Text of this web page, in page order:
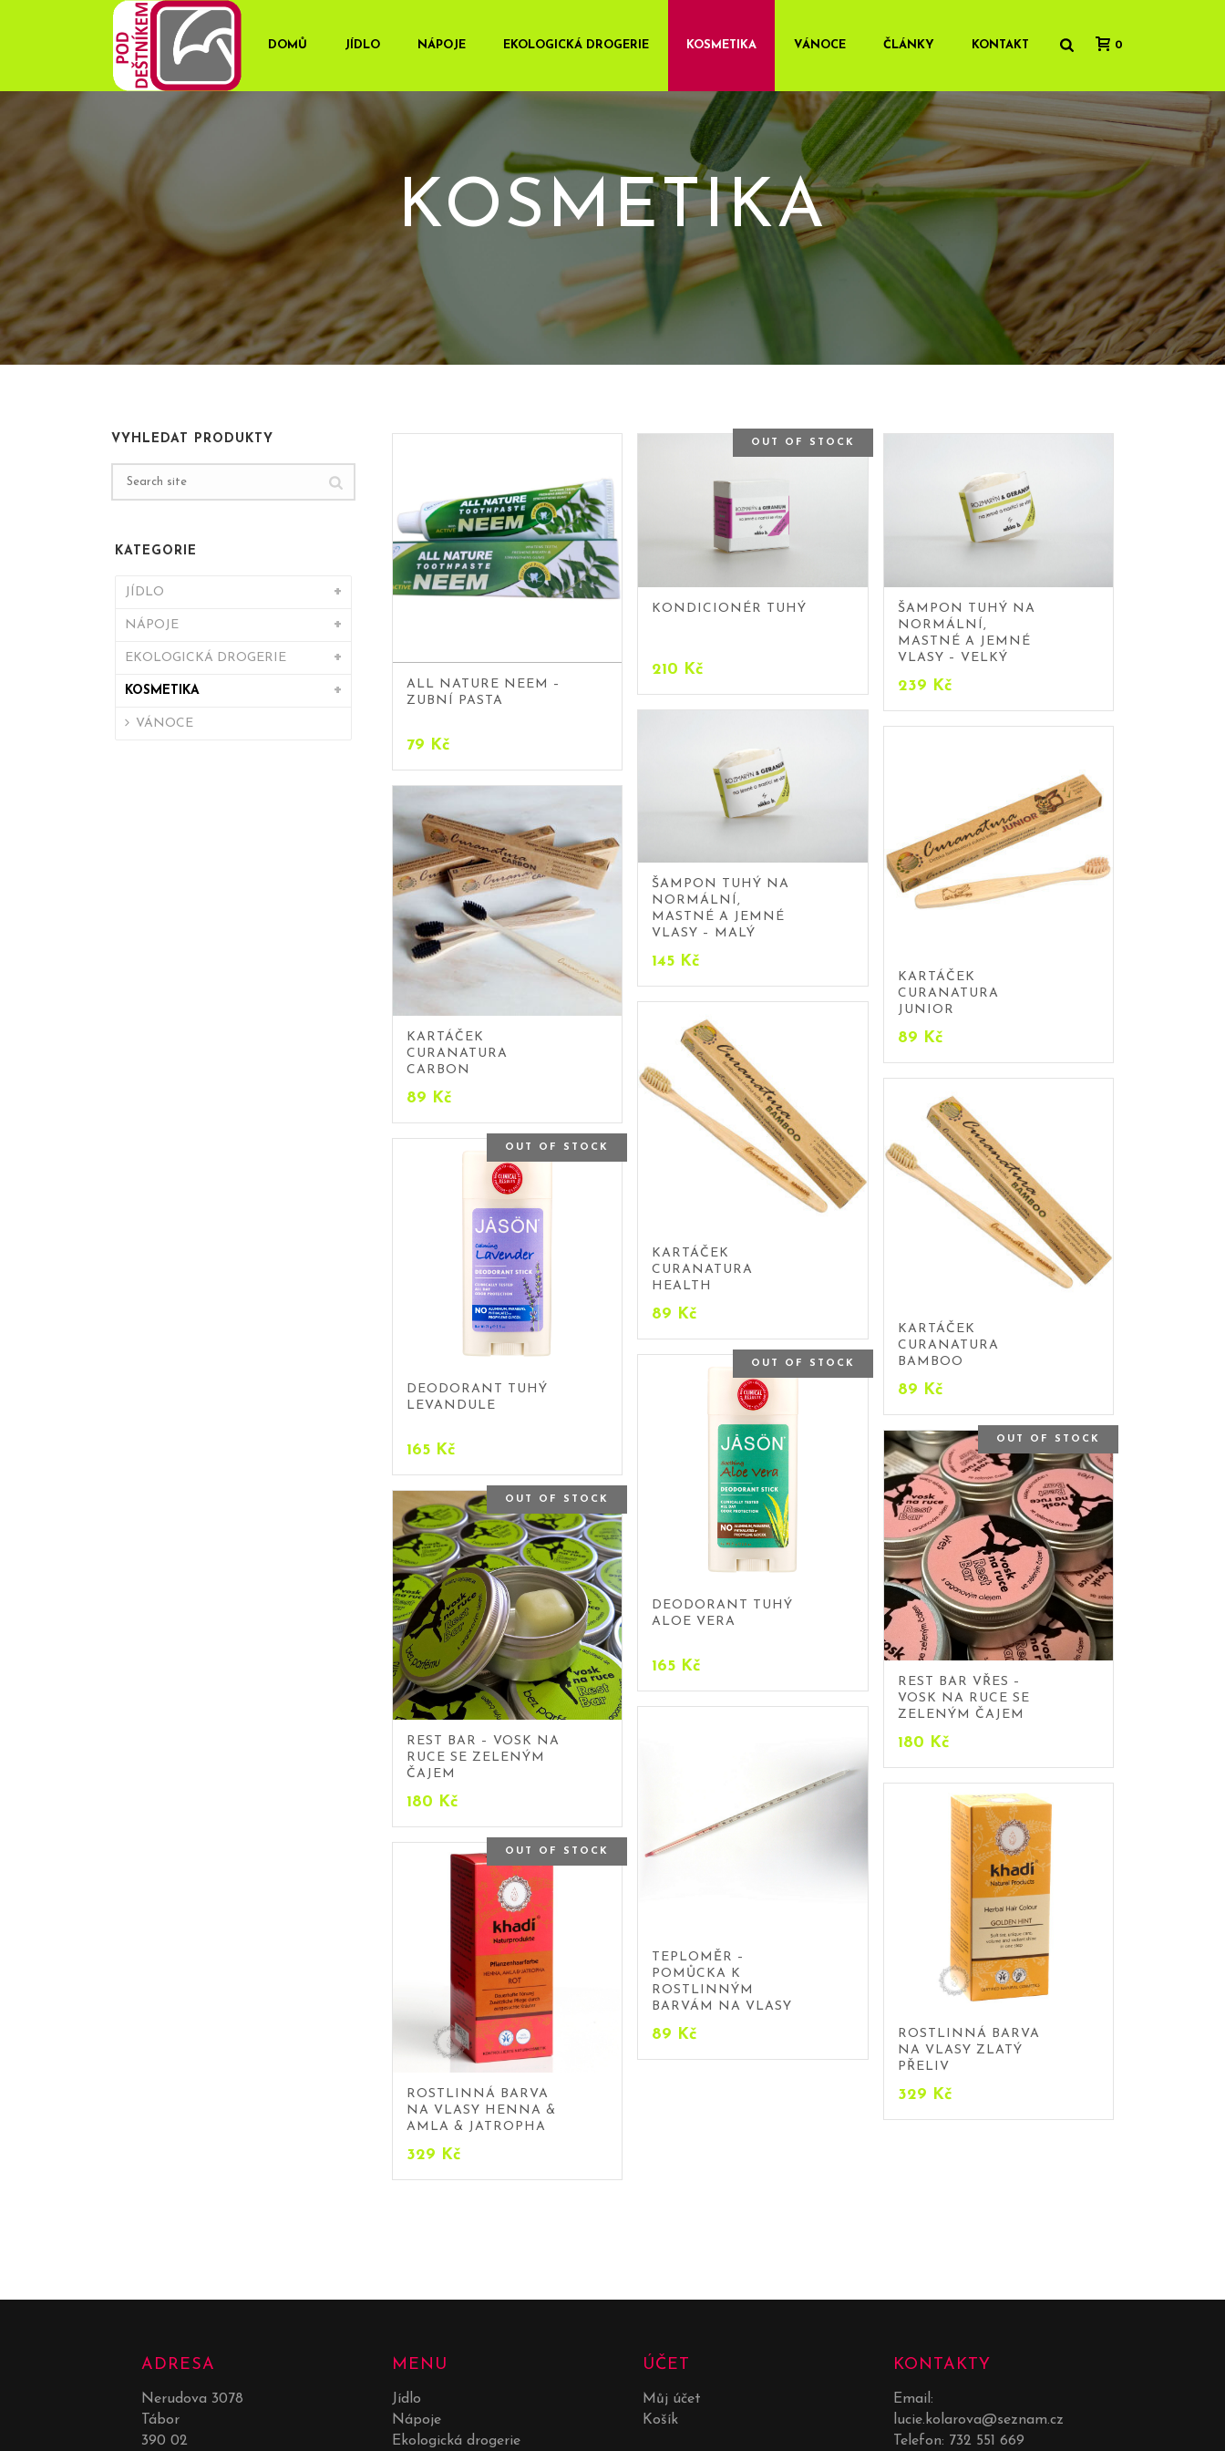
DOMŮ JÍDLO NÁPOJE EKOLOGICKÁ DROGERIE KOSMETIKA VÁNOCE ČLÁNKY KONTAKT 0
KOSMETIKA
ALL NATURE NEEM –
ZUBNÍ PASTA
79 Kč
OUT OF STOCK
KONDICIONÉR TUHÝ
210 Kč
ŠAMPON TUHÝ NA
NORMÁLNÍ,
MASTNÉ A JEMNÉ
VLASY – VELKÝ
239 Kč
ŠAMPON TUHÝ NA
NORMÁLNÍ,
MASTNÉ A JEMNÉ
VLASY – MALÝ
145 Kč
KARTÁČEK
CURANATURA
JUNIOR
89 Kč
KARTÁČEK
CURANATURA
CARBON
89 Kč
KARTÁČEK
CURANATURA
HEALTH
89 Kč
KARTÁČEK
CURANATURA
BAMBOO
89 Kč
OUT OF STOCK
DEODORANT TUHÝ
LEVANDULE
165 Kč
OUT OF STOCK
DEODORANT TUHÝ
ALOE VERA
165 Kč
OUT OF STOCK
REST BAR VŘES –
VOSK NA RUCE SE
ZELENÝM ČAJEM
180 Kč
OUT OF STOCK
REST BAR – VOSK NA
RUCE SE ZELENÝM
ČAJEM
180 Kč
TEPLOMĚR –
POMŮCKA K
ROSTLINNÝM
BARVÁM NA VLASY
89 Kč
ROSTLINNÁ BARVA
NA VLASY ZLATÝ
PŘELIV
329 Kč
OUT OF STOCK
ROSTLINNÁ BARVA
NA VLASY HENNA &
AMLA & JATROPHA
329 Kč
VYHLEDAT PRODUKTY
KATEGORIE
JÍDLO
NÁPOJE
EKOLOGICKÁ DROGERIE
KOSMETIKA
VÁNOCE
ADRESA
Nerudova 3078
Tábor
390 02
MENU
Jídlo
Nápoje
Ekologická drogerie
ÚČET
Můj účet
Košík
KONTAKTY
Email:
lucie.kolarova@seznam.cz
Telefon: 732 551 669